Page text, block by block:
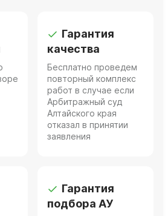
Гарантия
качества
Бесплатно проведем
повторный комплекс
работ в случае если
Арбитражный суд
Алтайского края
отказал в принятии
заявления
Гарантия
подбора АУ